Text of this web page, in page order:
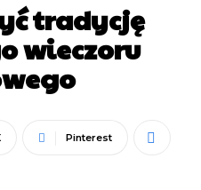
tradycję
wieczoru
Pinterest